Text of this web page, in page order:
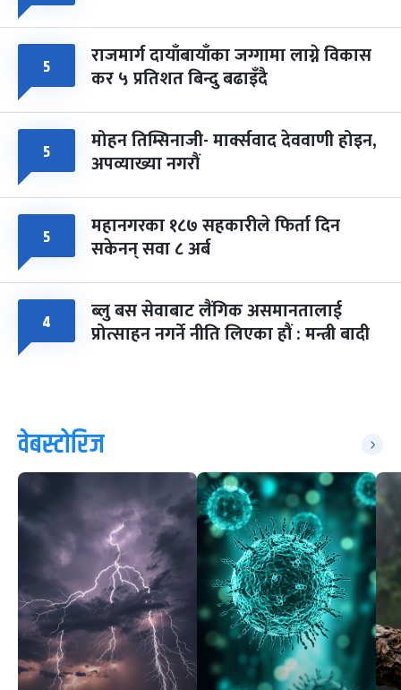
५ राजमार्ग दायाँबायाँका जग्गामा लाग्ने विकास
कर ५ प्रतिशत बिन्दु बढाइँदै
५ मोहन तिम्सिनाजी- मार्क्सवाद देववाणी होइन,
अपव्याख्या नगरौं
५ महानगरका १८७ सहकारीले फिर्ता दिन
सकेनन् सवा ८ अर्ब
४ ब्लु बस सेवाबाट लैंगिक असमानतालाई
प्रोत्साहन नगर्ने नीति लिएका हौं : मन्त्री बादी
वेबस्टोरिज